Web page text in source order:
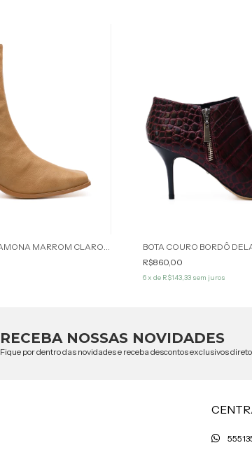
BOTA COURO BORDÔ
R$860,00
6 x de R$143,33 sem juros
RECEBA NOSSAS NOVIDADES
Fique por dentro das novidades e receba descontos exclusivos